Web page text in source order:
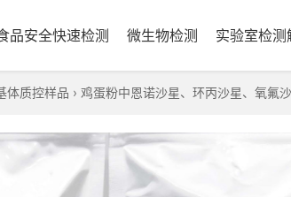
品安全快速检测 微生物检测 实验室检
体质控样品 › 鸡蛋粉中恩诺沙星、环丙沙星、氧氟